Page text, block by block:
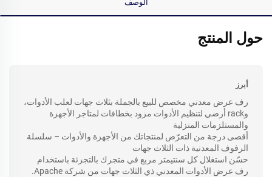
الوصف
حول المنتج
أبرز
رف عرض معدني مخصص للبيع بالجملة بثلاث جهات لعلب الأدوات،
وrack أرضي لتنظيم الأدوات مزود بخطافات لمتاجر الأجهزة
والمستلزمات المنزلية
أقصى درجة من التعرّض لمنتجاتك من الأجهزة والأدوات – سلسلة
الرفوف المعدنية ذات الثلاث جهات
حسّن استغلال كل سنتيمتر مربع في متجرك بالتجزئة باستخدام
رف عرض الأدوات المعدني ذي الثلاث جهات من شركة Apache.